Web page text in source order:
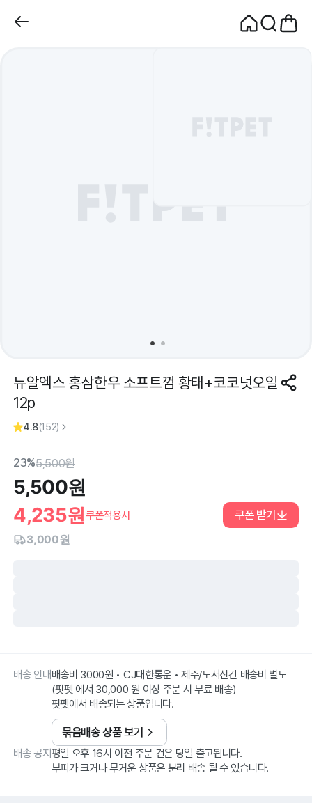
뉴알엑스 홍삼한우 소프트껌 황태+코코넛오일
12p
4.8(152)
23%5,500원
5,500원
4,235원쿠폰적용시 쿠폰 받기
3,000원
배송 안내배송비 3000원 • CJ대한통운 • 제주/도서산간 배송비 별도
(핏펫 에서 30,000 원 이상 주문 시 무료 배송)
핏펫에서 배송되는 상품입니다.
묶음배송 상품 보기
배송 공지 평일 오후 16시 이전 주문 건은 당일 출고됩니다.
부피가 크거나 무거운 상품은 분리 배송 될 수 있습니다.